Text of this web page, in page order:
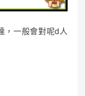
，一般會對呢d人